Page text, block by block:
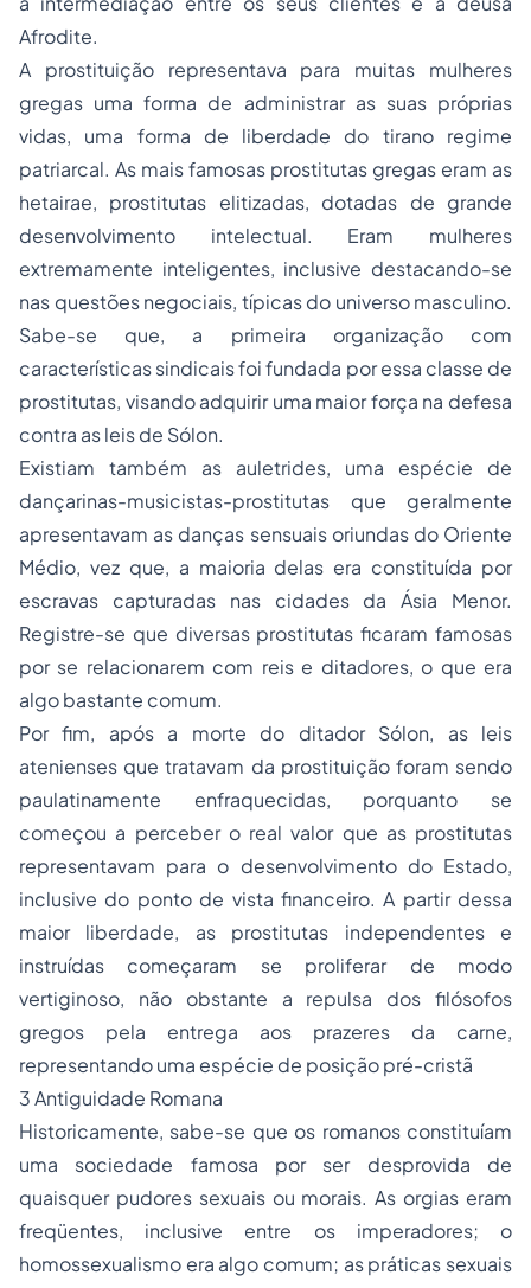
Afrodite.
A prostituição representava para muitas mulheres
gregas uma forma de administrar as suas próprias
vidas, uma forma de liberdade do tirano regime
patriarcal. As mais famosas prostitutas gregas eram as
hetairae, prostitutas elitizadas, dotadas de grande
desenvolvimento intelectual. Eram mulheres
extremamente inteligentes, inclusive destacando-se
nas questões negociais, típicas do universo masculino.
Sabe-se que, a primeira organização com
características sindicais foi fundada por essa classe de
prostitutas, visando adquirir uma maior força na defesa
contra as leis de Sólon.
Existiam também as auletrides, uma espécie de
dançarinas-musicistas-prostitutas que geralmente
apresentavam as danças sensuais oriundas do Oriente
Médio, vez que, a maioria delas era constituída por
escravas capturadas nas cidades da Ásia Menor.
Registre-se que diversas prostitutas ficaram famosas
por se relacionarem com reis e ditadores, o que era
algo bastante comum.
Por fim, após a morte do ditador Sólon, as leis
atenienses que tratavam da prostituição foram sendo
paulatinamente enfraquecidas, porquanto se
começou a perceber o real valor que as prostitutas
representavam para o desenvolvimento do Estado,
inclusive do ponto de vista financeiro. A partir dessa
maior liberdade, as prostitutas independentes e
instruídas começaram se proliferar de modo
vertiginoso, não obstante a repulsa dos filósofos
gregos pela entrega aos prazeres da carne,
representando uma espécie de posição pré-cristã
3 Antiguidade Romana
Historicamente, sabe-se que os romanos constituíam
uma sociedade famosa por ser desprovida de
quaisquer pudores sexuais ou morais. As orgias eram
freqüentes, inclusive entre os imperadores; o
homossexualismo era algo comum; as práticas sexuais